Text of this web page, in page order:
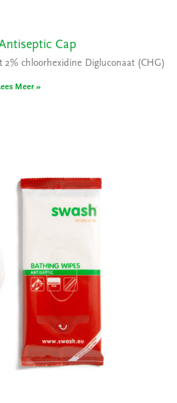
Cap
2% chloorhexidine Digluconaat (CHG)
Meer »